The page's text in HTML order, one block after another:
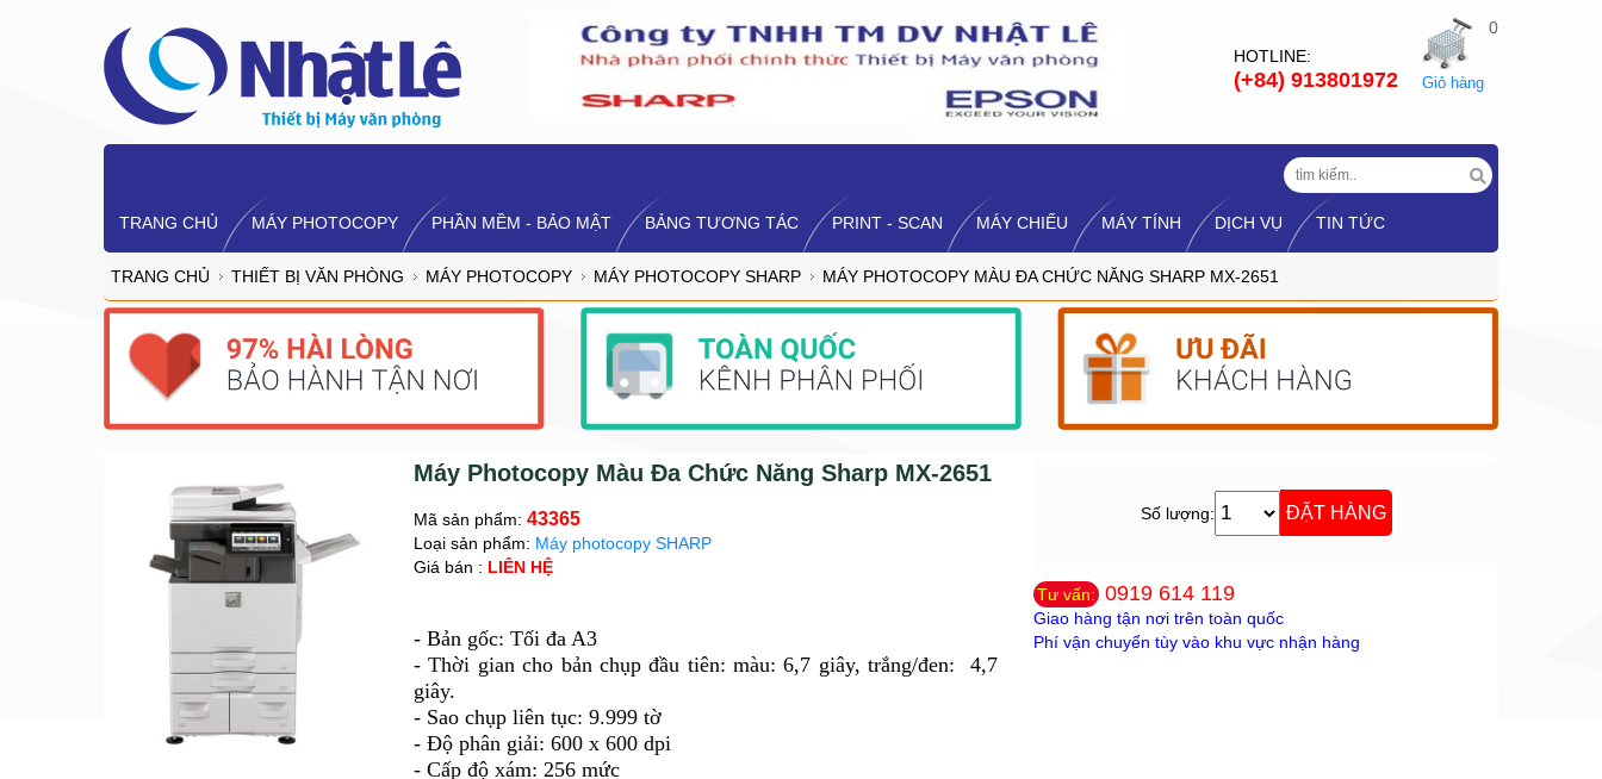
0
Giỏ hàng
HOTLINE:
(+84) 913801972
TRANG CHỦ MÁY PHOTOCOPY PHẦN MỀM - BẢO MẬT BẢNG TƯƠNG TÁC PRINT - SCAN MÁY CHIẾU MÁY TÍNH DỊCH VỤ TIN TỨC
TRANG CHỦ THIẾT BỊ VĂN PHÒNG MÁY PHOTOCOPY MÁY PHOTOCOPY SHARP MÁY PHOTOCOPY MÀU ĐA CHỨC NĂNG SHARP MX-2651
Máy Photocopy Màu Đa Chức Năng Sharp MX-2651
Mã sản phẩm: 43365
Loại sản phẩm: Máy photocopy SHARP
Giá bán : LIÊN HỆ
- Bản gốc: Tối đa A3
- Thời gian cho bản chụp đầu tiên: màu: 6,7 giây, trắng/đen: 4,7
giây.
- Sao chụp liên tục: 9.999 tờ
- Độ phân giải: 600 x 600 dpi
- Cấp độ xám: 256 mức
Số lượng:
Tư vấn: 0919 614 119
Giao hàng tận nơi trên toàn quốc
Phí vận chuyển tùy vào khu vực nhận hàng